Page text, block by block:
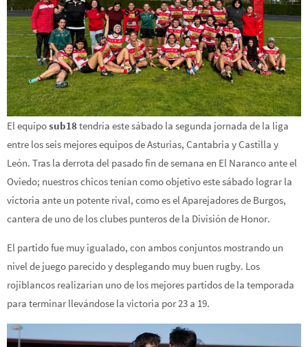
El equiposub18tendría este sábado la segunda jornada de la liga
entre los seis mejores equipos de Asturias, Cantabria y Castilla y
León. Tras la derrota del pasado fin de semana en El Naranco ante el
Oviedo; nuestros chicos tenían como objetivo este sábado lograr la
victoria ante un potente rival, como es el Aparejadores de Burgos,
cantera de uno de los clubes punteros de la División de Honor.
El partido fue muy igualado, con ambos conjuntos mostrando un
nivel de juego parecido y desplegando muy buen rugby. Los
rojiblancos realizarían uno de los mejores partidos de la temporada
para terminar llevándose la victoria por 23 a 19.